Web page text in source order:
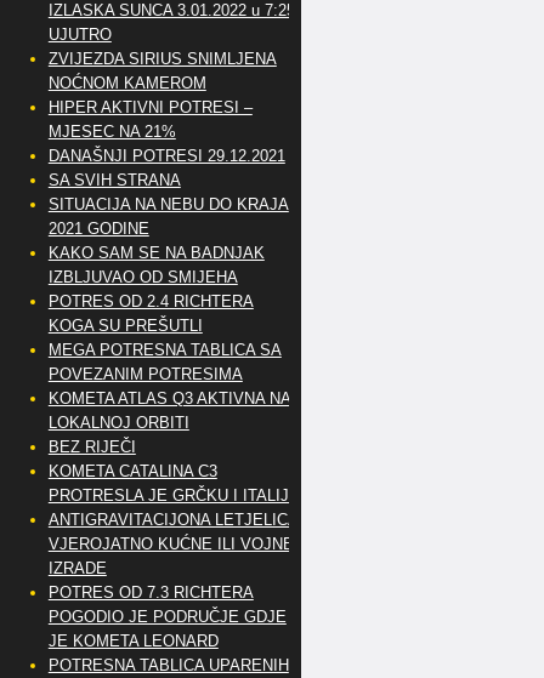
IZLASKA SUNCA 3.01.2022 u 7:25
UJUTRO
ZVIJEZDA SIRIUS SNIMLJENA
NOĆNOM KAMEROM
HIPER AKTIVNI POTRESI –
MJESEC NA 21%
DANAŠNJI POTRESI 29.12.2021
SA SVIH STRANA
SITUACIJA NA NEBU DO KRAJA
2021 GODINE
KAKO SAM SE NA BADNJAK
IZBLJUVAO OD SMIJEHA
POTRES OD 2.4 RICHTERA
KOGA SU PREŠUTLI
MEGA POTRESNA TABLICA SA
POVEZANIM POTRESIMA
KOMETA ATLAS Q3 AKTIVNA NA
LOKALNOJ ORBITI
BEZ RIJEČI
KOMETA CATALINA C3
PROTRESLA JE GRČKU I ITALIJU
ANTIGRAVITACIJONA LETJELICA
VJEROJATNO KUĆNE ILI VOJNE
IZRADE
POTRES OD 7.3 RICHTERA
POGODIO JE PODRUČJE GDJE
JE KOMETA LEONARD
POTRESNA TABLICA UPARENIH